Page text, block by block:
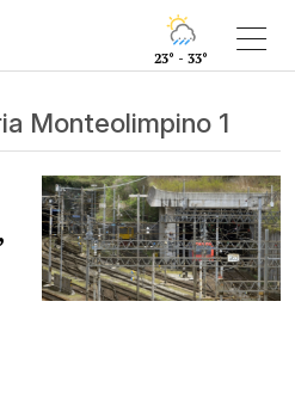
23° - 33°
Monteolimpino 1